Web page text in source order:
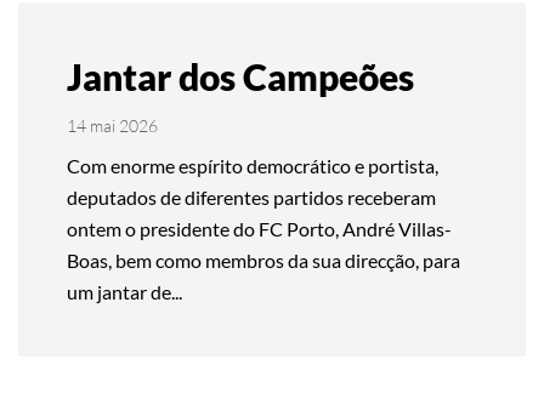
Jantar dos Campeões
14 mai 2026
Com enorme espírito democrático e portista,
deputados de diferentes partidos receberam
ontem o presidente do FC Porto, André Villas-
Boas, bem como membros da sua direcção, para
um jantar de...